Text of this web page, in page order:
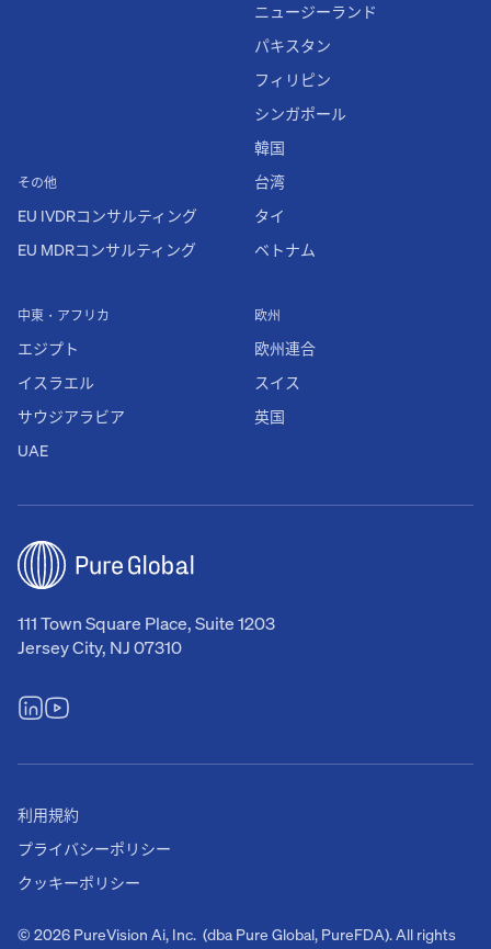
111 Town Square Place, Suite 1203
Jersey City, NJ 07310
その他
EU IVDRコンサルティング
EU MDRコンサルティング
欧州
欧州連合
スイス
英国
中東・アフリカ
エジプト
イスラエル
サウジアラビア
UAE
ニュージーランド
パキスタン
フィリピン
シンガポール
韓国
台湾
タイ
ベトナム
© 2026 PureVision Ai, Inc. (dba Pure Global, PureFDA). All rights
利用規約
プライバシーポリシー
クッキーポリシー